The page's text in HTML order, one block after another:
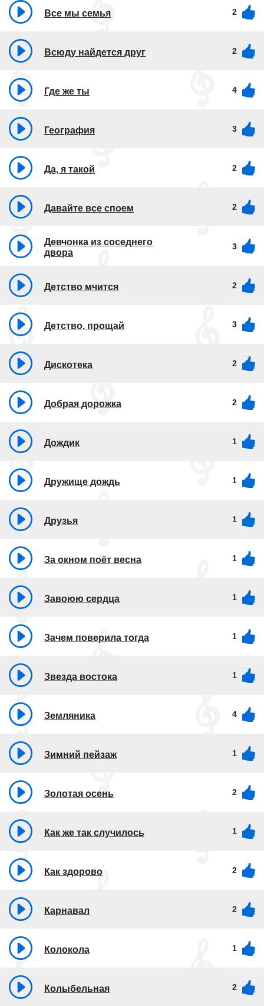
Все мы семья 2
Всюду найдется друг 2
Где же ты 4
География 3
Да, я такой 2
Давайте все споем 2
Девчонка из соседнего
двора
3
Детство мчится 2
Детство, прощай 3
Дискотека 2
Добрая дорожка 2
Дождик 1
Дружище дождь 1
Друзья 1
За окном поёт весна 1
Завоюю сердца 1
Зачем поверила тогда 1
Звезда востока 1
Земляника 4
Зимний пейзаж 1
Золотая осень 2
Как же так случилось 1
Как здорово 2
Карнавал 2
Колокола 1
Колыбельная 2